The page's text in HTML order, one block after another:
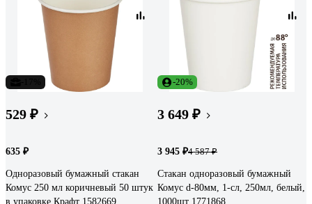
529 ₽
635 ₽
Одноразовый бумажный стакан
Комус 250 мл коричневый 50 штук
в упаковке Крафт 1582669
-20%
3 649 ₽
3 945 ₽4 587 ₽
Стакан одноразовый бумажный
Комус d-80мм, 1-сл, 250мл, белый,
1000шт 1771868